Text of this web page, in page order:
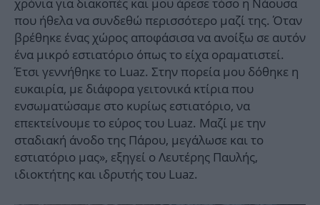
που ήθελα να συνδεθώ περισσότερο μαζί της. Όταν
βρέθηκε ένας χώρος αποφάσισα να ανοίξω σε αυτόν
ένα μικρό εστιατόριο όπως το είχα οραματιστεί.
Έτσι γεννήθηκε το Luaz. Στην πορεία μου δόθηκε η
ευκαιρία, με διάφορα γειτονικά κτίρια που
ενσωματώσαμε στο κυρίως εστιατόριο, να
επεκτείνουμε το εύρος του Luaz. Μαζί με την
σταδιακή άνοδο της Πάρου, μεγάλωσε και το
εστιατόριο μας», εξηγεί ο Λευτέρης Παυλής,
ιδιοκτήτης και ιδρυτής του Luaz.